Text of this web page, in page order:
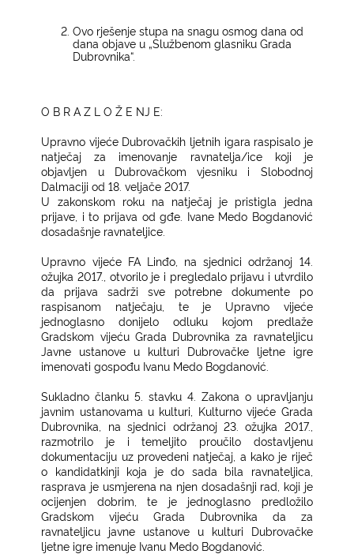
Ovo rješenje stupa na snagu osmog dana od
dana objave u „Službenom glasniku Grada
Dubrovnika“.
O B R A Z L O Ž E NJ E:
Upravno vijeće Dubrovačkih ljetnih igara raspisalo je
natječaj za imenovanje ravnatelja/ice koji je
objavljen u Dubrovačkom vjesniku i Slobodnoj
Dalmaciji od 18. veljače 2017.
U zakonskom roku na natječaj je pristigla jedna
prijave, i to prijava od gđe. Ivane Medo Bogdanović
dosadašnje ravnateljice.
Upravno vijeće FA Linđo, na sjednici održanoj 14.
ožujka 2017., otvorilo je i pregledalo prijavu i utvrdilo
da prijava sadrži sve potrebne dokumente po
raspisanom natječaju, te je Upravno vijeće
jednoglasno donijelo odluku kojom predlaže
Gradskom vijeću Grada Dubrovnika za ravnateljicu
Javne ustanove u kulturi Dubrovačke ljetne igre
imenovati gospođu Ivanu Medo Bogdanović.
Sukladno članku 5. stavku 4. Zakona o upravljanju
javnim ustanovama u kulturi, Kulturno vijeće Grada
Dubrovnika, na sjednici održanoj 23. ožujka 2017.,
razmotrilo je i temeljito proučilo dostavljenu
dokumentaciju uz provedeni natječaj, a kako je riječ
o kandidatkinji koja je do sada bila ravnateljica,
rasprava je usmjerena na njen dosadašnji rad, koji je
ocijenjen dobrim, te je jednoglasno predložilo
Gradskom vijeću Grada Dubrovnika da za
ravnateljicu javne ustanove u kulturi Dubrovačke
ljetne igre imenuje Ivanu Medo Bogdanović.